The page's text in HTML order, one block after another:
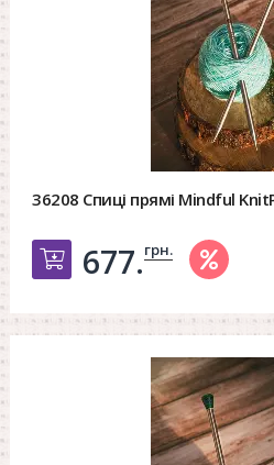
36208 Спиці прямі Mindful
Добавить в корзину
677.грн.